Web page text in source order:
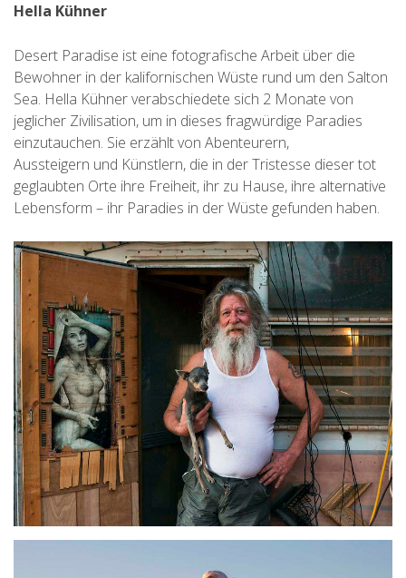
Hella Kühner
Desert Paradise ist eine fotografische Arbeit über die
Bewohner in der kalifornischen Wüste rund um den Salton
Sea. Hella Kühner verabschiedete sich 2 Monate von
jeglicher Zivilisation, um in dieses fragwürdige Paradies
einzutauchen. Sie erzählt von Abenteurern,
Aussteigern und Künstlern, die in der Tristesse dieser tot
geglaubten Orte ihre Freiheit, ihr zu Hause, ihre alternative
Lebensform – ihr Paradies in der Wüste gefunden haben.